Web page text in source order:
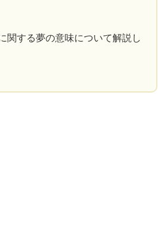
関する夢の意味について解説し